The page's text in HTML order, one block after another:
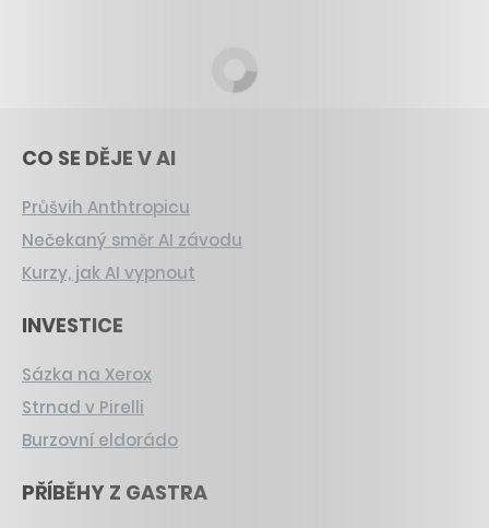
CO SE DĚJE V AI
Průšvih Anthtropicu
Nečekaný směr AI závodu
Kurzy, jak AI vypnout
INVESTICE
Sázka na Xerox
Strnad v Pirelli
Burzovní eldorádo
PŘÍBĚHY Z GASTRA